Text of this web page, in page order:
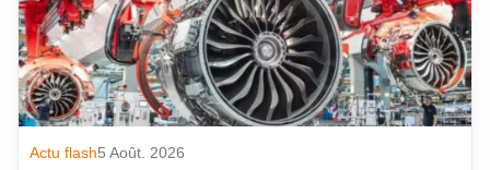
Actu flash5 Août. 2026